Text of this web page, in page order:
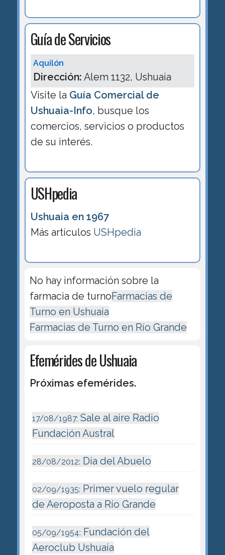
Guía de Servicios
Aquilón
Dirección: Alem 1132, Ushuaia
Visite la Guía Comercial de
Ushuaia-Info, busque los
comercios, servicios o productos
de su interés.
USHpedia
Ushuaia en 1967
Más artículos USHpedia
No hay información sobre la
farmacia de turnoFarmacias de
Turno en Ushuaia
Farmacias de Turno en Río Grande
Efemérides de Ushuaia
Próximas efemérides.
17/08/1987: Sale al aire Radio
Fundación Austral
28/08/2012: Día del Abuelo
02/09/1935: Primer vuelo regular
de Aeroposta a Río Grande
05/09/1954: Fundación del
Aeroclub Ushuaia